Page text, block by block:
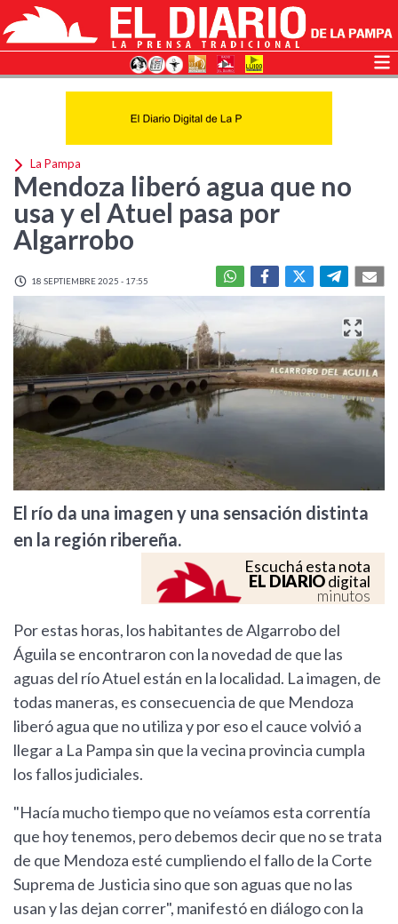
La Pampa
Mendoza liberó agua que no
usa y el Atuel pasa por
Algarrobo
18 SEPTIEMBRE 2025 - 17:55
El río da una imagen y una sensación distinta
en la región ribereña.
Escuchá esta nota
EL DIARIOdigital
minutos
Por estas horas, los habitantes de Algarrobo del
Águila se encontraron con la novedad de que las
aguas del río Atuel están en la localidad. La imagen, de
todas maneras, es consecuencia de que Mendoza
liberó agua que no utiliza y por eso el cauce volvió a
llegar a La Pampa sin que la vecina provincia cumpla
los fallos judiciales.
"Hacía mucho tiempo que no veíamos esta correntía
que hoy tenemos, pero debemos decir que no se trata
de que Mendoza esté cumpliendo el fallo de la Corte
Suprema de Justicia sino que son aguas que no las
usan y las dejan correr", manifestó en diálogo con la